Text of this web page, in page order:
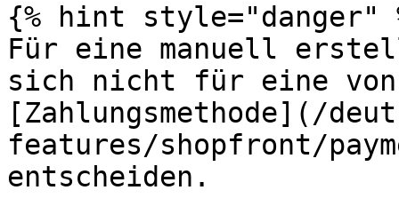
{% hint style="danger"
Für eine manuell
sich nicht für eine
[Zahlungsmethode](/
features/shopfront/
entscheiden.